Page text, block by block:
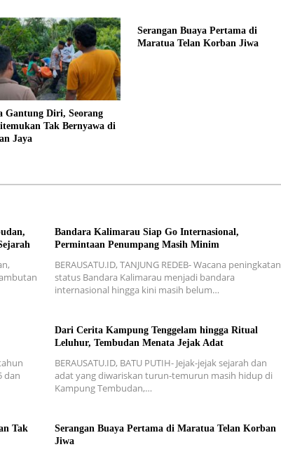
Gantung Diri, Seorang
Tak Bernyawa di
Jaya
Serangan Buaya Pertama di
Maratua Telan Korban Jiwa
Bandara Kalimarau Siap Go Internasional,
Permintaan Penumpang Masih Minim
BERAUSATU.ID, TANJUNG REDEB- Wacana peningkatan
status Bandara Kalimarau menjadi bandara
internasional hingga kini masih belum…
dan
Dari Cerita Kampung Tenggelam hingga Ritual
Leluhur, Tembudan Menata Jejak Adat
BERAUSATU.ID, BATU PUTIH- Jejak-jejak sejarah dan
adat yang diwariskan turun-temurun masih hidup di
Kampung Tembudan,…
Tak
Serangan Buaya Pertama di Maratua Telan Korban
Jiwa